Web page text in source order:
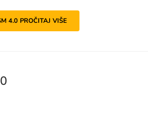
4.0 PROČITAJ VIŠE